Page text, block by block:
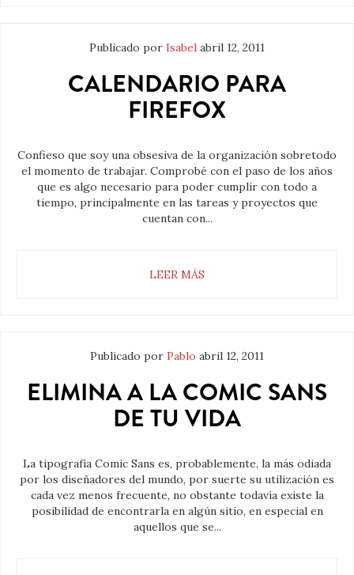
Publicado por Isabel abril 12, 2011
CALENDARIO PARA
FIREFOX
Confieso que soy una obsesiva de la organización sobretodo
el momento de trabajar. Comprobé con el paso de los años
que es algo necesario para poder cumplir con todo a
tiempo, principalmente en las tareas y proyectos que
cuentan con...
LEER MÁS
Publicado por Pablo abril 12, 2011
ELIMINA A LA COMIC SANS
DE TU VIDA
La tipografía Comic Sans es, probablemente, la más odiada
por los diseñadores del mundo, por suerte su utilización es
cada vez menos frecuente, no obstante todavía existe la
posibilidad de encontrarla en algún sitio, en especial en
aquellos que se...